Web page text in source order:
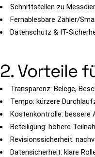
Schnittstellen zu
Fernablesbare Zähler/
Datenschutz & IT-
2. Vorteile
Transparenz: Belege,
Tempo: kürzere
Kostenkontrolle: bessere
Beteiligung: höhere
Revisionssicherheit:
Datensicherheit: klare